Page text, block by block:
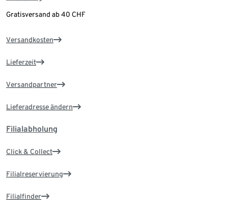
Gratisversand ab 40 CHF
Versandkosten
Lieferzeit
Versandpartner
Lieferadresse ändern
Filialabholung
Click & Collect
Filialreservierung
Filialfinder